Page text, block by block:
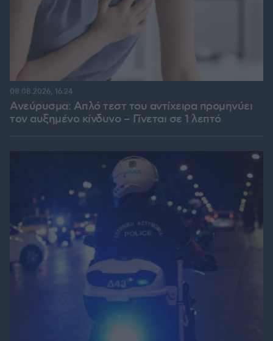
Ανεύρυσμα: Απλό τεστ του αντίχειρα προμηνύει
τον αυξημένο κίνδυνο – Γίνεται σε 1 λεπτό
08.08.2026, 16:24